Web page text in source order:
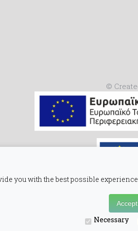
©
you with the best possible
Necessary